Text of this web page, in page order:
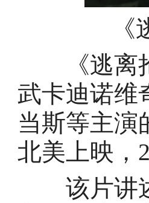
《逃离抢
武卡迪诺维
当斯等主演
北美上映，
该片讲述